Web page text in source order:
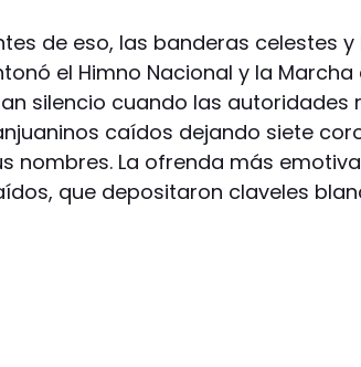
de eso, las banderas celestes
el Himno Nacional y la
silencio cuando las autoridades
caídos dejando siete
nombres. La ofrenda más
que depositaron claveles